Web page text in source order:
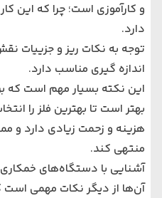
و کارآموزی است؛ چرا که این
دارد.
توجه به نکات ریز و
اندازه گیری مناسب دارد.
این نکته بسیار مهم است که
بهتر است تا بهترین فلز را
هزینه و زحمت زیادی دارد و
منتهی کند.
آشنایی با دستگاه‌های
آن‌ها از دیگر نکات مهمی